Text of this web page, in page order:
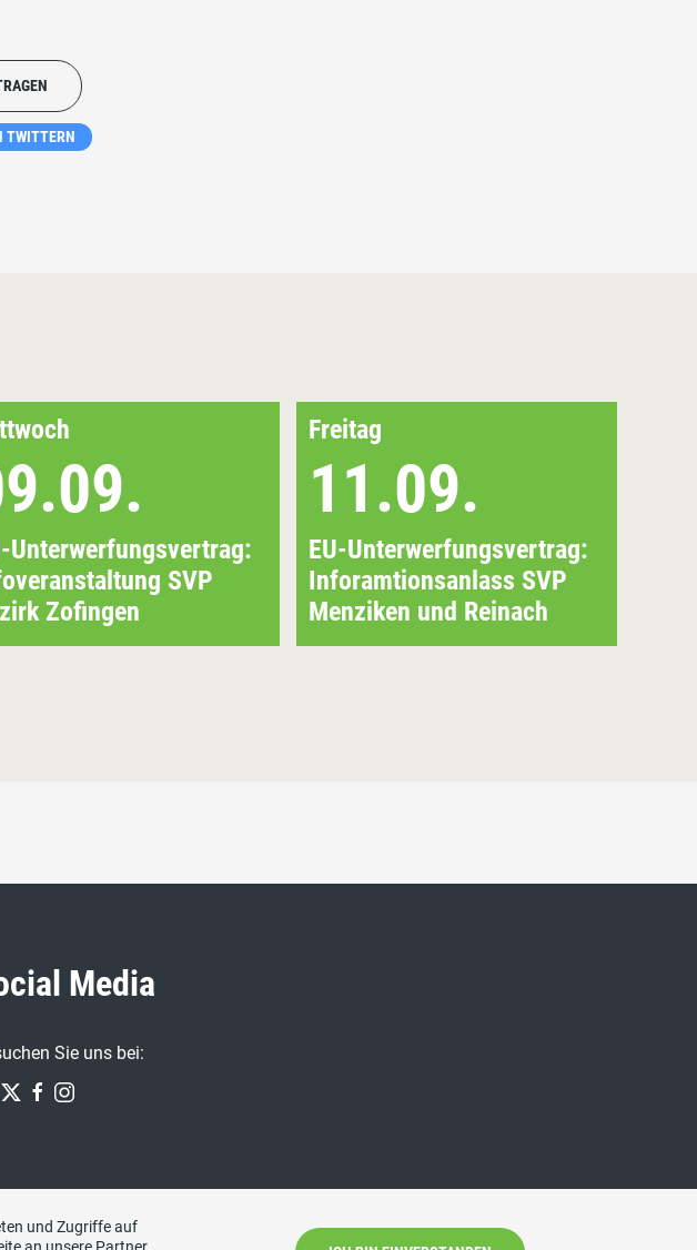
TWITTERN
Unterwerfungsvertrag:
SVP
Zofingen
Freitag
11.09.
EU-Unterwerfungsvertrag:
Inforamtionsanlass SVP
Menziken und Reinach
Media
Sie uns bei:
und Zugriffe auf